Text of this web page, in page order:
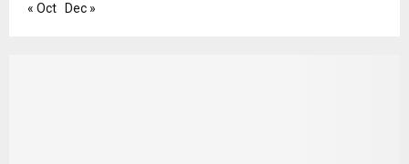
« Oct
Dec »